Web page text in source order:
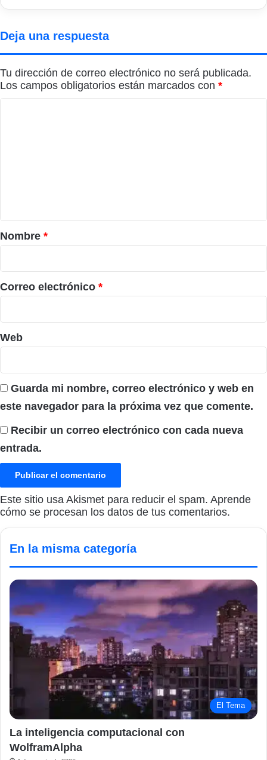
Deja una respuesta
Tu dirección de correo electrónico no será publicada.
Los campos obligatorios están marcados con *
r
i
o
*
Nombre *
Correo electrónico *
Web
Guarda mi nombre, correo electrónico y web en
este navegador para la próxima vez que comente.
Recibir un correo electrónico con cada nueva
entrada.
Este sitio usa Akismet para reducir el spam. Aprende
cómo se procesan los datos de tus comentarios.
En la misma categoría
El Tema
La inteligencia computacional con
WolframAlpha